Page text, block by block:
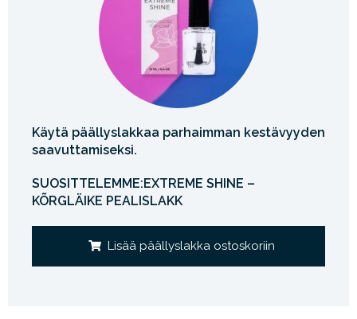
Käytä päällyslakkaa parhaimman kestävyyden
saavuttamiseksi.
SUOSITTELEMME:EXTREME SHINE –
KÕRGLÄIKE PEALISLAKK
Lisää päällyslakka ostoskoriin